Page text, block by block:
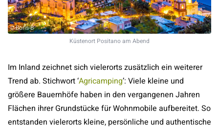
© Boris-B
Küstenort Positano am Abend
Im Inland zeichnet sich vielerorts zusätzlich ein weiterer
Trend ab. Stichwort ‘Agricamping’: Viele kleine und
größere Bauernhöfe haben in den vergangenen Jahren
Flächen ihrer Grundstücke für Wohnmobile aufbereitet. So
entstanden vielerorts kleine, persönliche und authentische